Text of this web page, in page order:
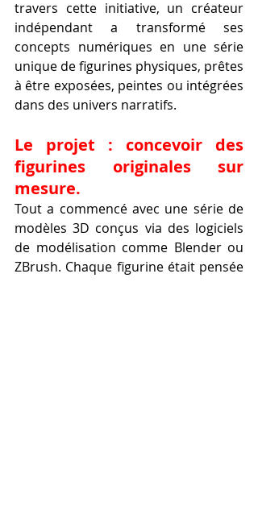
travers cette initiative, un créateur
indépendant a transformé ses
concepts numériques en une série
unique de figurines physiques, prêtes
à être exposées, peintes ou intégrées
dans des univers narratifs.
Le projet : concevoir des
figurines originales sur
mesure.
Tout a commencé avec une série de
modèles 3D conçus via des logiciels
de modélisation comme Blender ou
ZBrush. Chaque figurine était pensée